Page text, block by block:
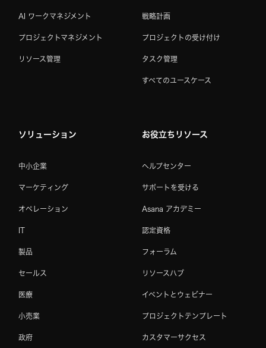
AI ワークマネジメント
プロジェクトマネジメント
リソース管理
戦略計画
プロジェクトの受け付け
タスク管理
すべてのユースケース
ソリューション
中小企業
マーケティング
オペレーション
IT
製品
セールス
医療
小売業
政府
お役立ちリソース
ヘルプセンター
サポートを受ける
Asana アカデミー
認定資格
フォーラム
リソースハブ
イベントとウェビナー
プロジェクトテンプレート
カスタマーサクセス